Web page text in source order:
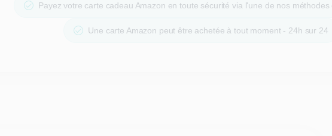
Payez votre carte cadeau Amazon en toute sécurité via l'une de nos
Une carte Amazon peut être achetée à tout moment - 24h sur 24